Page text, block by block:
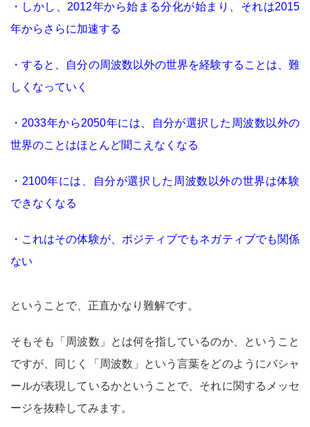
・しかし、2012年から始まる分化が始まり、それは2015
年からさらに加速する
・すると、自分の周波数以外の世界を経験することは、難
しくなっていく
・2033年から2050年には、自分が選択した周波数以外の
世界のことはほとんど聞こえなくなる
・2100年には、自分が選択した周波数以外の世界は体験
できなくなる
・これはその体験が、ポジティブでもネガティブでも関係
ない
ということで、正直かなり難解です。
そもそも「周波数」とは何を指しているのか、ということ
ですが、同じく「周波数」という言葉をどのようにバシャ
ールが表現しているかということで、それに関するメッセ
ージを抜粋してみます。